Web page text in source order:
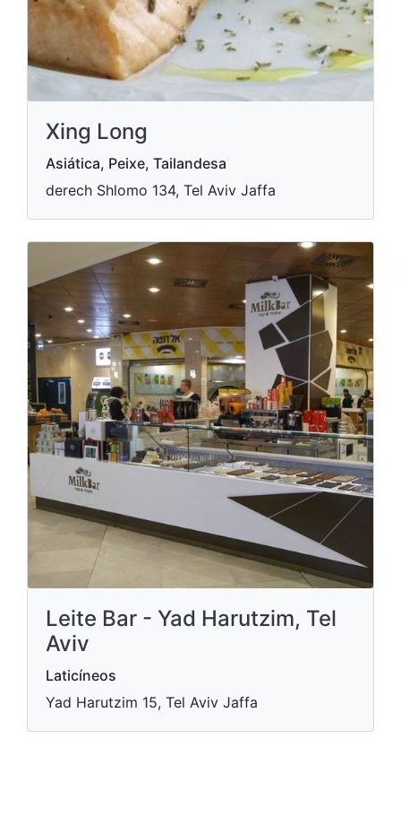
Xing Long
Asiática, Peixe, Tailandesa
derech Shlomo 134, Tel Aviv Jaffa
Leite Bar - Yad Harutzim, Tel
Aviv
Laticíneos
Yad Harutzim 15, Tel Aviv Jaffa